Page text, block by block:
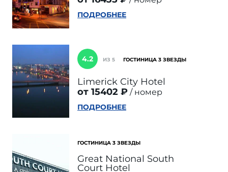
ПОДРОБНЕЕ
4.2 ИЗ 5 ГОСТИНИЦА 3 ЗВЕЗДЫ
Limerick City Hotel
от 15402 ₽
номер
ПОДРОБНЕЕ
ГОСТИНИЦА 3 ЗВЕЗДЫ
Great National South
Court Hotel